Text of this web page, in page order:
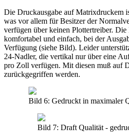
Die Druckausgabe auf Matrixdruckem
was vor allem für Besitzer der
verfügen über keinen Plottertreiber. Die
komfortabel und einfach, bei der
Verfügung (siehe Bild). Leider
24-Nadler, die vertikal nur über eine
pro Zoll verfügen. Mit diesen muß auf
zurückgegriffen werden.
Bild 6: Gedruckt in maximaler
Bild 7: Draft Qualität -